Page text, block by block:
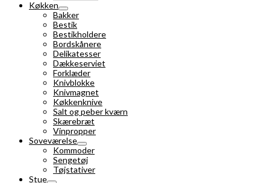
Køkken
Bakker
Bestik
Bestikholdere
Bordskånere
Delikatesser
Dækkeserviet
Forklæder
Knivblokke
Knivmagnet
Køkkenknive
Salt og peber kværn
Skærebræt
Vinpropper
Soveværelse
Kommoder
Sengetøj
Tøjstativer
Stue